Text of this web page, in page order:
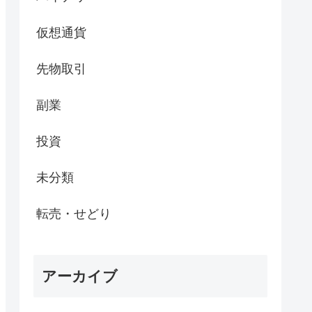
仮想通貨
先物取引
副業
投資
未分類
転売・せどり
アーカイブ